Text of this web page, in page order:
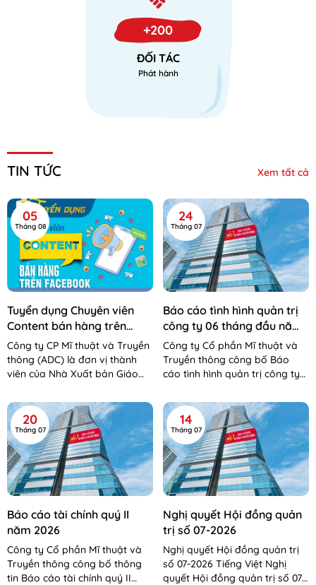
+200
ĐỐI TÁC
Phát hành
TIN TỨC Xem tất cả
05
Tháng 08
Tuyển dụng Chuyên viên
Content bán hàng trên
Facebook
Công ty CP Mĩ thuật và Truyền
thông (ADC) là đơn vị thành
viên của Nhà Xuất bản Giáo
Đào tạo. Công...
24
Tháng 07
Báo cáo tình hình quản trị
công ty 06 tháng đầu năm
2026
Công ty Cổ phần Mĩ thuật và
Truyền thông công bố Báo
cáo tình hình quản trị công ty
cáo tình hình QTCT 06 tháng...
20
Tháng 07
Báo cáo tài chính quý II
năm 2026
Công ty Cổ phần Mĩ thuật và
Truyền thông công bố thông
tin Báo cáo tài chính quý II
14
Tháng 07
Nghị quyết Hội đồng quản
trị số 07-2026
Nghị quyết Hội đồng quản trị
số 07-2026 Tiếng Việt Nghị
quyết Hội đồng quản trị số 07-